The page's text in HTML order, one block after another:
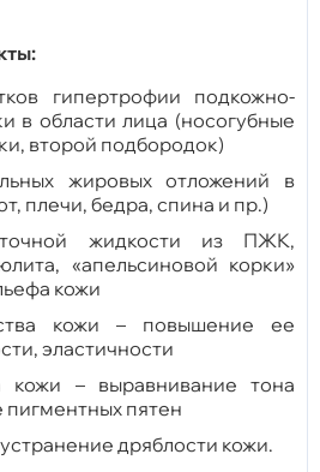
гипертрофии подкожно-
в области лица (носогубные
второй подбородок)
жировых отложений в
плечи, бедра, спина и пр.)
жидкости из ПЖК,
«апельсиновой корки»
кожи
кожи – повышение ее
эластичности
кожи – выравнивание тона
пятен
дряблости кожи.